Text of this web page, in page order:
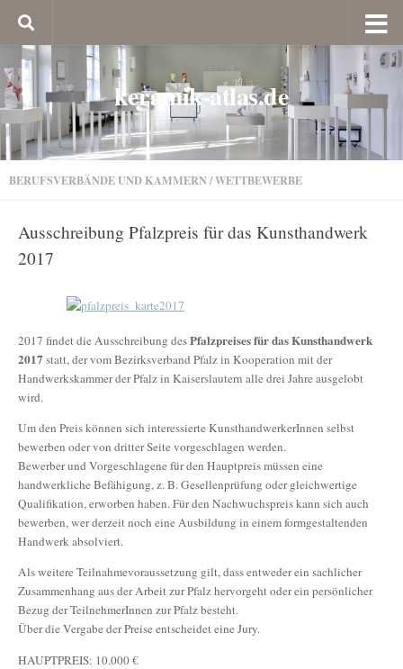
keramik-atlas.de
BERUFSVERBÄNDE UND KAMMERN /WETTBEWERBE
Ausschreibung Pfalzpreis für das Kunsthandwerk
2017
2017 findet die Ausschreibung desPfalzpreises für das Kunsthandwerk
2017 statt, der vom Bezirksverband Pfalz in Kooperation mit der
Handwerkskammer der Pfalz in Kaiserslautern alle drei Jahre ausgelobt
wird.
Um den Preis können sich interessierte KunsthandwerkerInnen selbst
bewerben oder von dritter Seite vorgeschlagen werden.
Bewerber und Vorgeschlagene für den Hauptpreis müssen eine
handwerkliche Befähigung, z. B. Gesellenprüfung oder gleichwertige
Qualifikation, erworben haben. Für den Nachwuchspreis kann sich auch
bewerben, wer derzeit noch eine Ausbildung in einem formgestaltenden
Handwerk absolviert.
Als weitere Teilnahmevoraussetzung gilt, dass entweder ein sachlicher
Zusammenhang aus der Arbeit zur Pfalz hervorgeht oder ein persönlicher
Bezug der TeilnehmerInnen zur Pfalz besteht.
Über die Vergabe der Preise entscheidet eine Jury.
HAUPTPREIS: 10.000 €